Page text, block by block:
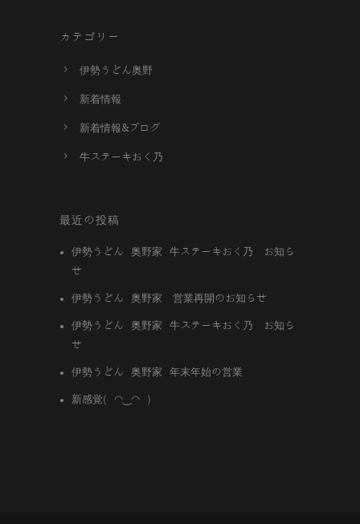
カテゴリー
伊勢うどん奥野
新着情報
新着情報&ブログ
牛ステーキおく乃
最近の投稿
伊勢うどん 奥野家 牛ステーキおく乃 お知ら
せ
伊勢うどん 奥野家 営業再開のお知らせ
伊勢うどん 奥野家 牛ステーキおく乃 お知ら
せ
伊勢うどん 奥野家 年末年始の営業
新感覚( ◠‿◠ )